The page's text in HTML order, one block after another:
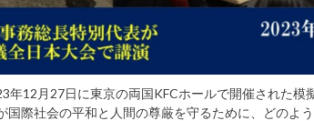
年12月27日に東京の両国KFCホールで開催された模
際社会の平和と人間の尊厳を守るために、どのよ